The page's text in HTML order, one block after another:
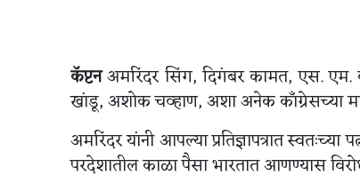
कॅप्टनअमरिंदर सिंग, दिगंबर कामत, एस. एम.
खांडू, अशोक चव्हाण, अशा अनेक काँग्रेसच्या
अमरिंदर यांनी आपल्या प्रतिज्ञापत्रात
परदेशातील काळा पैसा भारतात आणण्यास